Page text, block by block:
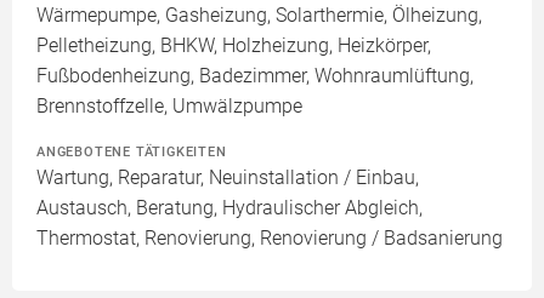
Wärmepumpe, Gasheizung, Solarthermie, Ölheizung,
Pelletheizung, BHKW, Holzheizung, Heizkörper,
Fußbodenheizung, Badezimmer, Wohnraumlüftung,
Brennstoffzelle, Umwälzpumpe
ANGEBOTENE TÄTIGKEITEN
Wartung, Reparatur, Neuinstallation / Einbau,
Austausch, Beratung, Hydraulischer Abgleich,
Thermostat, Renovierung, Renovierung / Badsanierung